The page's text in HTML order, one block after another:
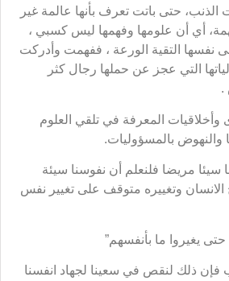
الذنب، حتى باتت تعرف بأنها عالمة غير
أي أن علومها وفهمها ليس كسبي ،
التقية الورعة ، ففهمت وأدركت
التي عجز عن حملها رجال كثر
.
وأخلاقيات المعرفة في تلقي العلوم
والنهوض بالمسؤوليات.
سيئا مريضا فلنعلم أن نفوسنا سيئة
الانسان وتغييره متوقف على تغيير نفس
حتى يغيروا ما بأنفسهم”
فإن ذلك لنقص في سعينا لجهاد انفسنا